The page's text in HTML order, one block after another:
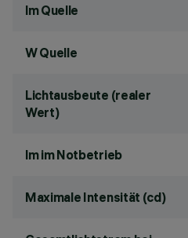
lm Quelle
W Quelle
Lichtausbeute (realer
Wert)
lm im Notbetrieb
Maximale Intensität (cd)